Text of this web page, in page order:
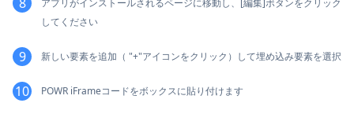
してください
新しい要素を追加（ "+"アイコンをクリック）して埋め込み要素を選択
POWR iFrameコードをボックスに貼り付けます